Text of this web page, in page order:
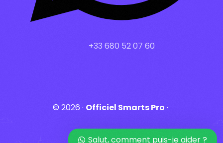
+33 680 52 07 60
© 2026 · Officiel Smarts Pro ·
login
Salut, comment puis-je aider ?